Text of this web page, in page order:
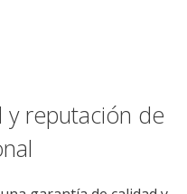
y reputación de